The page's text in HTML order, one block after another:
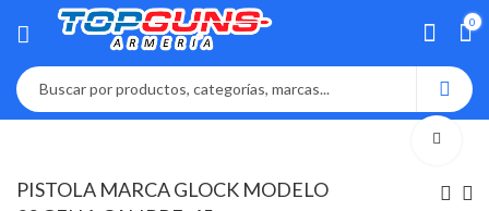
0
PISTOLA MARCA GLOCK MODELO